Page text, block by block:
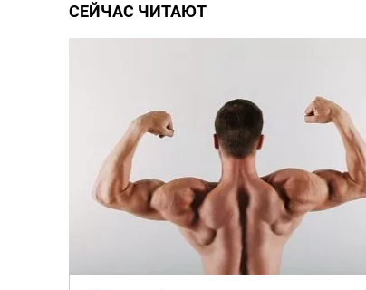
СЕЙЧАС ЧИТАЮТ